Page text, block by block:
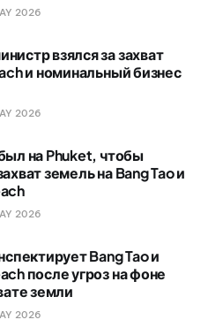
2026
взялся за захват
и номинальный бизнес
2026
на Phuket, чтобы
земель на Bang Tao и
2026
Bang Tao и
после угроз на фоне
земли
2026